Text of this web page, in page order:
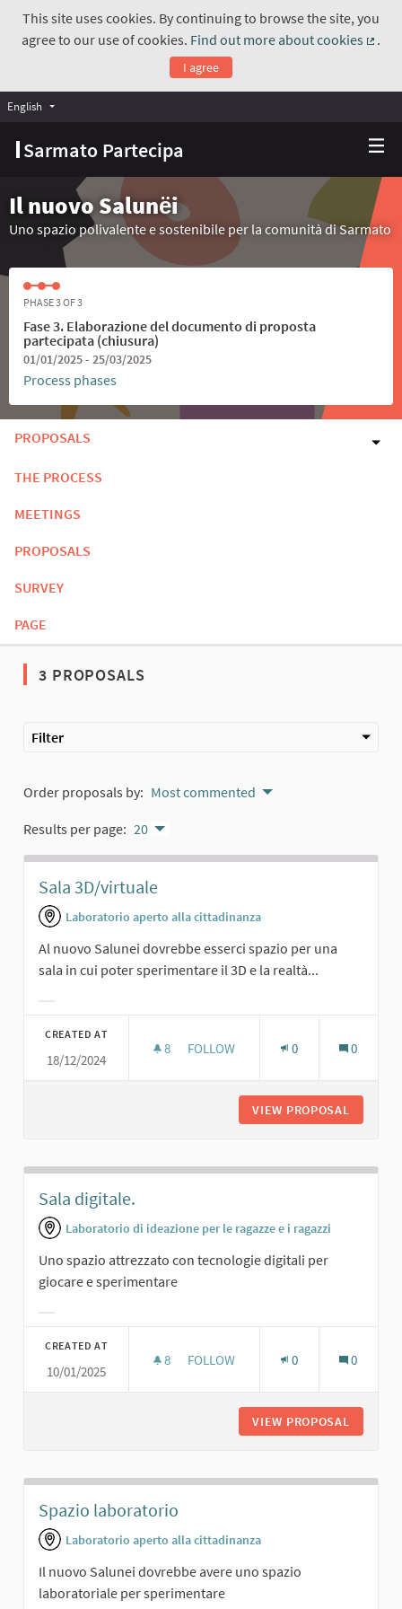
This site uses cookies. By continuing to browse the site, you
agree to our use of cookies. Find out more about cookies
.
I agree
Sarmato Partecipa
English Choose language
Il nuovo Salunёi
Uno spazio polivalente e sostenibile per la comunità di Sarmato
PHASE 3 OF 3
Fase 3. Elaborazione del documento di proposta
partecipata (chiusura)
01/01/2025 - 25/03/2025
Process phases
PROPOSALS
THE PROCESS
MEETINGS
PROPOSALS
SURVEY
PAGE
3 PROPOSALS
Filter
Order proposals by: Most commented
Results per page: 20
Sala 3D/virtuale
Laboratorio aperto alla cittadinanza
Al nuovo Salunei dovrebbe esserci spazio per una
sala in cui poter sperimentare il 3D e la realtà...
CREATED AT
18/12/2024
8 8 FOLLOWERS
FOLLOW 0 0
VIEW PROPOSAL
Sala digitale.
Laboratorio di ideazione per le ragazze e i ragazzi
Uno spazio attrezzato con tecnologie digitali per
giocare e sperimentare
CREATED AT
10/01/2025
8 8 FOLLOWERS
FOLLOW 0 0
VIEW PROPOSAL
Spazio laboratorio
Laboratorio aperto alla cittadinanza
Il nuovo Salunei dovrebbe avere uno spazio
laboratoriale per sperimentare